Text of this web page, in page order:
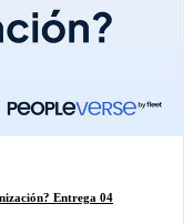
Entrega 04